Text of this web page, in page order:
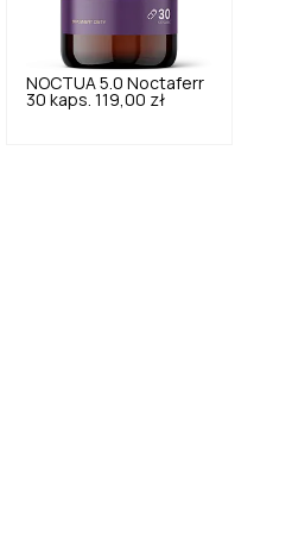
NOCTUA 5.0 Noctaferr
30 kaps. 119,00 zł